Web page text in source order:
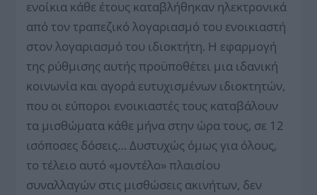
ενοίκια κάθε έτους καταβλήθηκαν ηλεκτρονικά
από τον τραπεζικό λογαριασμό του ενοικιαστή
στον λογαριασμό του ιδιοκτήτη. Η εφαρμογή
της ρύθμισης αυτής προϋποθέτει μια ιδανική
κοινωνία και αγορά ευτυχισμένων ιδιοκτητών,
που οι εύποροι ενοικιαστές τους καταβάλουν
τα μισθώματα κάθε μήνα στην ώρα τους, σε 12
ισόποσες δόσεις… Δυστυχώς όμως για όλους,
το τέλειο αυτό «μοντέλο» πλαισίου
συναλλαγών στις μισθώσεις ακινήτων, δεν